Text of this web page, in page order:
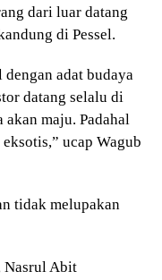
dari luar datang
di Pessel.
adat budaya
datang selalu di
maju. Padahal
ucap Wagub
tidak melupakan
Nasrul Abit